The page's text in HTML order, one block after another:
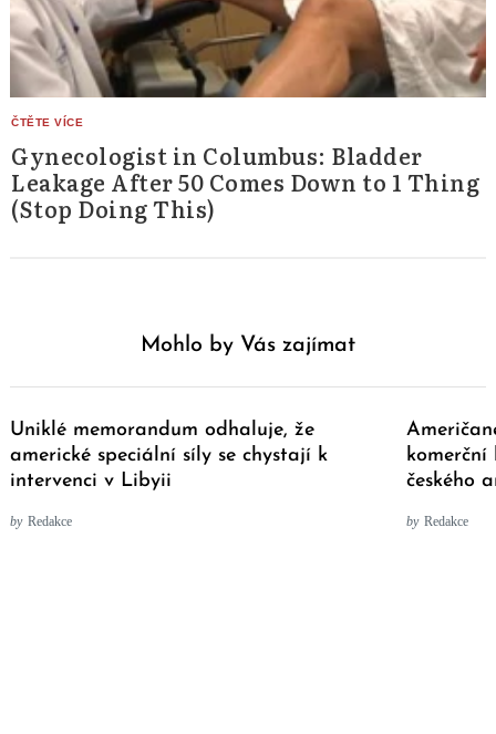
Gynecologist in Columbus: Bladder
Leakage After 50 Comes Down to 1 Thing
(Stop Doing This)
Mohlo by Vás zajímat
Uniklé memorandum odhaluje, že
americké speciální síly se chystají k
intervenci v Libyii
by Redakce
českého
by Redakce